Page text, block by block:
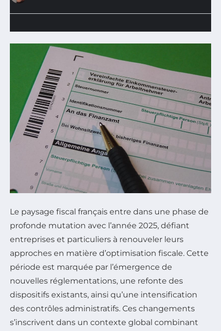
Le paysage fiscal français entre dans une phase de
profonde mutation avec l’année 2025, défiant
entreprises et particuliers à renouveler leurs
approches en matière d’optimisation fiscale. Cette
période est marquée par l’émergence de
nouvelles réglementations, une refonte des
dispositifs existants, ainsi qu’une intensification
des contrôles administratifs. Ces changements
s’inscrivent dans un contexte global combinant